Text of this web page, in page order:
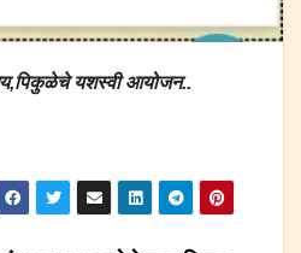
यशस्वी आयोजन..